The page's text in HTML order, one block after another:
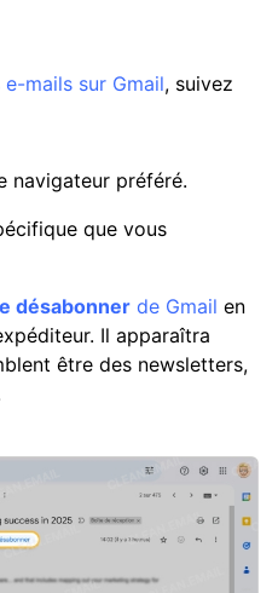
mails sur Gmail, suivez
navigateur préféré.
que vous
désabonner de Gmail en
Il apparaîtra
être des newsletters,